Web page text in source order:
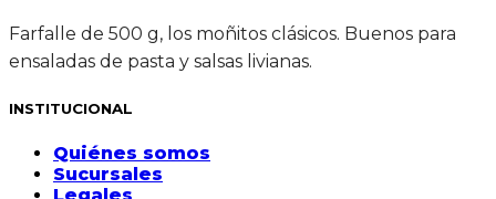
Farfalle de 500 g, los moñitos clásicos. Buenos para
ensaladas de pasta y salsas livianas.
INSTITUCIONAL
Quiénes somos
Sucursales
Legales